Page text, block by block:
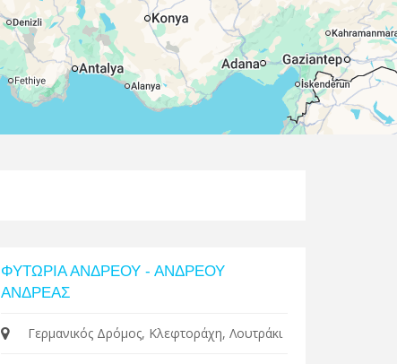
Leaflet| Map data © Google
ΦΥΤΩΡΙΑ ΑΝΔΡΕΟΥ - ΑΝΔΡΕΟΥ
ΑΝΔΡΕΑΣ
Γερμανικός Δρόμος, Κλεφτοράχη, Λουτράκι